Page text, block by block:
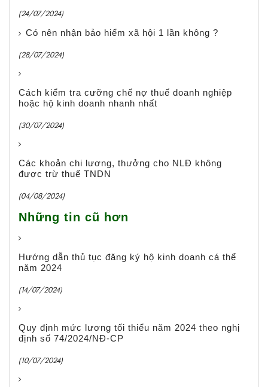
(24/07/2024)
Có nên nhận bảo hiểm xã hội 1 lần không ?
(28/07/2024)
Cách kiểm tra cưỡng chế nợ thuế doanh nghiệp
hoặc hộ kinh doanh nhanh nhất
(30/07/2024)
Các khoản chi lương, thưởng cho NLĐ không
được trừ thuế TNDN
(04/08/2024)
Những tin cũ hơn
Hướng dẫn thủ tục đăng ký hộ kinh doanh cá thể
năm 2024
(14/07/2024)
Quy định mức lương tối thiểu năm 2024 theo nghị
định số 74/2024/NĐ-CP
(10/07/2024)